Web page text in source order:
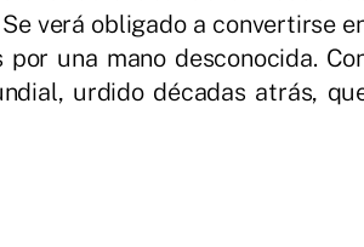
verá obligado a convertirse
una mano desconocida.
urdido décadas atrás,